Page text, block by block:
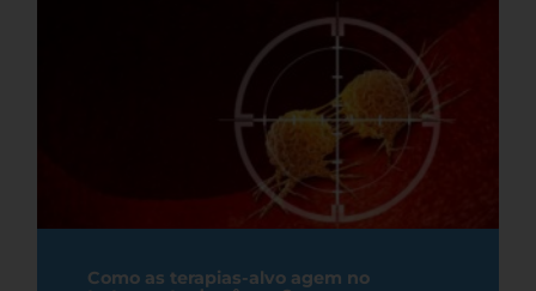
Como as terapias-alvo agem no